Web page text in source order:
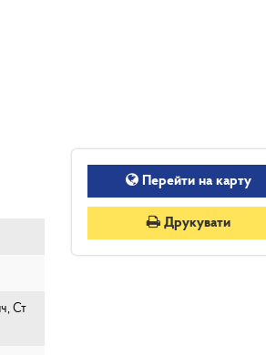
Ст
Перейти на карту
Друкувати